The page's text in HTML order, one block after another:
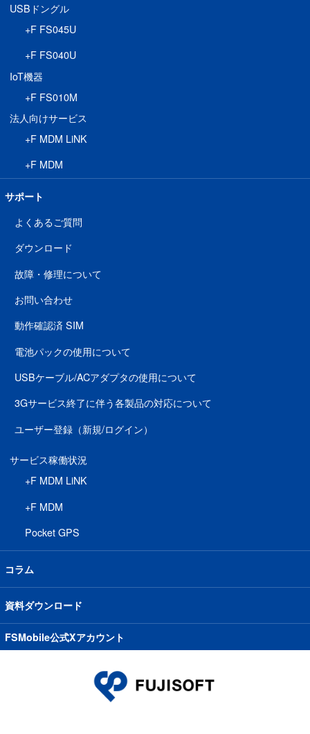
USBドングル
+F FS045U
+F FS040U
IoT機器
+F FS010M
法人向けサービス
+F MDM LiNK
+F MDM
サポート
よくあるご質問
ダウンロード
故障・修理について
お問い合わせ
動作確認済 SIM
電池パックの使用について
USBケーブル/ACアダプタの使用について
3Gサービス終了に伴う各製品の対応について
ユーザー登録（新規/ログイン）
サービス稼働状況
+F MDM LiNK
+F MDM
Pocket GPS
コラム
資料ダウンロード
FSMobile公式Xアカウント